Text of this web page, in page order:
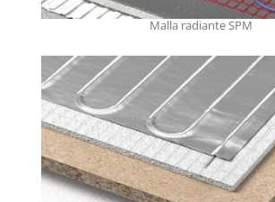
Malla radiante SPM